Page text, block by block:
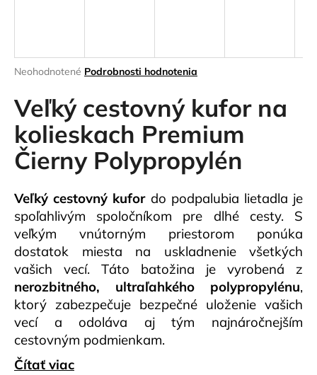
Priemerné
produktu
je
0,0
5
hviezdičiek.
Neohodnotené Podrobnosti hodnotenia
Veľký cestovný kufor na
kolieskach Premium
Čierny Polypropylén
Veľký cestovný kufordo podpalubia lietadla je
spoľahlivým spoločníkom pre dlhé cesty. S
veľkým vnútorným priestorom ponúka
dostatok miesta na uskladnenie všetkých
vašich vecí. Táto batožina je vyrobená z
nerozbitného, ultraľahkého polypropylénu,
ktorý zabezpečuje bezpečné uloženie vašich
vecí a odoláva aj tým najnáročnejším
cestovným podmienkam.
Čítať viac
s
ť
HĽADAŤ
O
d
p
o
r
ú
č
a
m
e